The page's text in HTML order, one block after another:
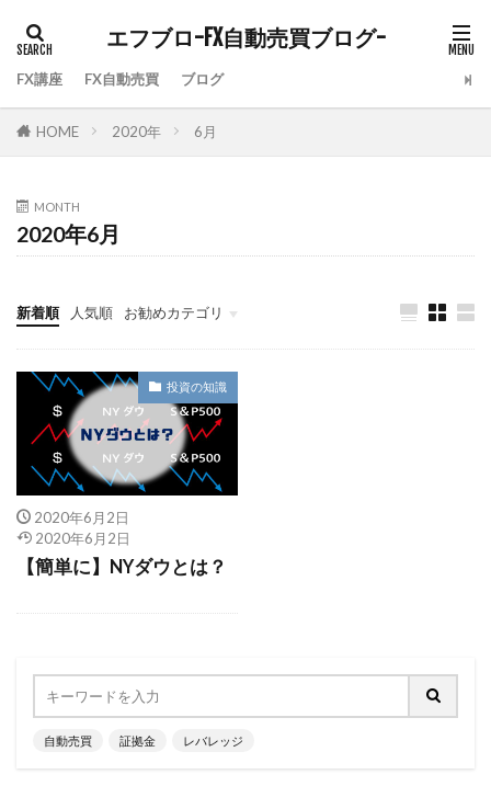
エフブロ-FX自動売買ブログ-
FX講座 FX自動売買 ブログ
HOME 2020年 6月
MONTH
2020年6月
新着順 人気順 お勧めカテゴリ
未分類
投資の知識
2020年6月2日
2020年6月2日
【簡単に】NYダウとは？
自動売買 証拠金 レバレッジ